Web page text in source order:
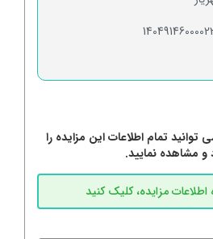
تمام اطلاعات این مزایده را
و مشاهده نمایید.